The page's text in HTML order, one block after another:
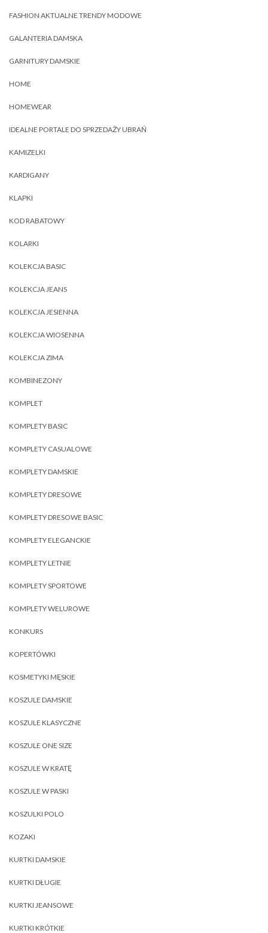
FASHION AKTUALNE TRENDY MODOWE
GALANTERIA DAMSKA
GARNITURY DAMSKIE
HOME
HOMEWEAR
IDEALNE PORTALE DO SPRZEDAŻY UBRAŃ
KAMIZELKI
KARDIGANY
KLAPKI
KOD RABATOWY
KOLARKI
KOLEKCJA BASIC
KOLEKCJA JEANS
KOLEKCJA JESIENNA
KOLEKCJA WIOSENNA
KOLEKCJA ZIMA
KOMBINEZONY
KOMPLET
KOMPLETY BASIC
KOMPLETY CASUALOWE
KOMPLETY DAMSKIE
KOMPLETY DRESOWE
KOMPLETY DRESOWE BASIC
KOMPLETY ELEGANCKIE
KOMPLETY LETNIE
KOMPLETY SPORTOWE
KOMPLETY WELUROWE
KONKURS
KOPERTÓWKI
KOSMETYKI MĘSKIE
KOSZULE DAMSKIE
KOSZULE KLASYCZNE
KOSZULE ONE SIZE
KOSZULE W KRATĘ
KOSZULE W PASKI
KOSZULKI POLO
KOZAKI
KURTKI DAMSKIE
KURTKI DŁUGIE
KURTKI JEANSOWE
KURTKI KRÓTKIE